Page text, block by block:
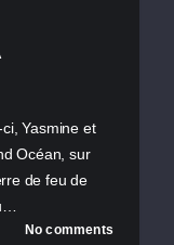
Yasmine et
Océan, sur
de feu de
No comments